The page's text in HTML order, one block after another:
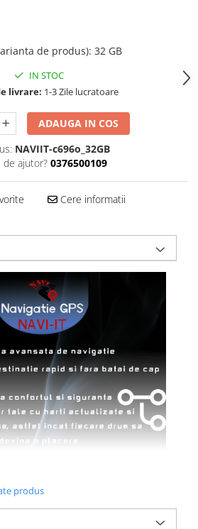
de produs): 32 GB
IN STOC
livrare: 1-3 Zile lucratoare
ADAUGA IN COS
NAVIIT-c696o_32GB
de ajutor? 0376500109
Cere informatii
produs